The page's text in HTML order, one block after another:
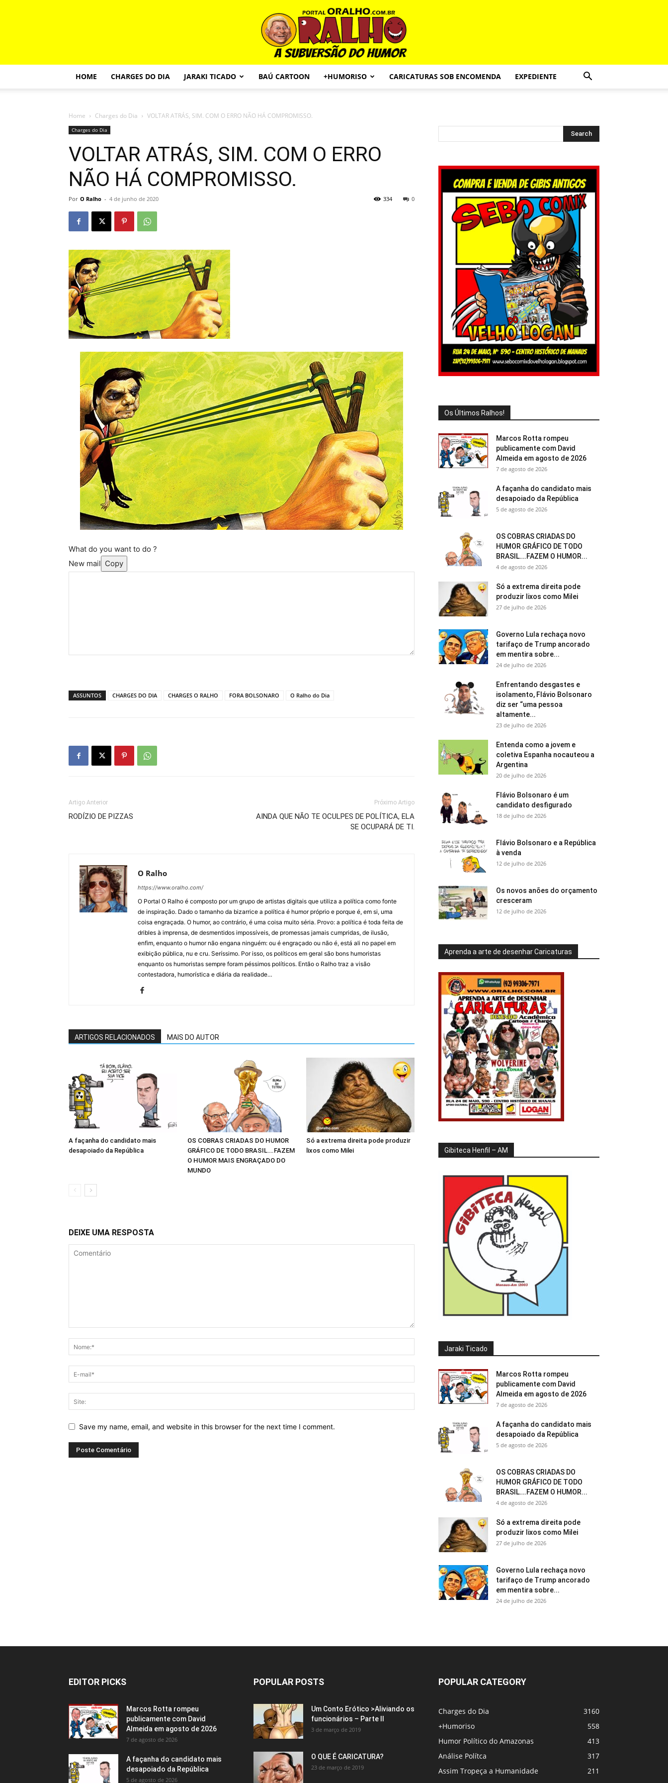
O
HOME CHARGES DO DIA JARAKI TICADO BAÚ CARTOON +HUMORISO CARICATURAS SOB ENCOMENDA EXPEDIENTE
Home Charges do Dia VOLTAR ATRÁS, SIM. COM O ERRO NÃO HÁ COMPROMISSO.
Charges do Dia
VOLTAR ATRÁS, SIM. COM O ERRO
NÃO HÁ COMPROMISSO.
Por O Ralho - 4 de junho de 2020 0
334
What do you want to do ?
New mail Copy
ASSUNTOS CHARGES DO DIA CHARGES O RALHO FORA BOLSONARO O Ralho do Dia
Artigo Anterior
RODÍZIO DE PIZZAS
Próximo Artigo
AINDA QUE NÃO TE OCULPES DE POLÍTICA, ELA
SE OCUPARÁ DE TI.
O Ralho
https://www.oralho.com/
O Portal O Ralho é composto por um grupo de artistas digitais que utiliza a política como fonte
de inspiração. Dado o tamanho da bizarrice a política é humor próprio e porque é, em si, uma
coisa engraçada. O humor, ao contrário, é uma coisa muito séria. Provo: a política é toda feita de
dribles à imprensa, de desmentidos impossíveis, de promessas jamais cumpridas, de ilusão,
enfim, enquanto o humor não engana ninguém: ou é engraçado ou não é, está ali no papel em
exibição pública, nu e cru. Seríssimo. Por isso, os políticos em geral são bons humoristas
enquanto os humoristas sempre foram péssimos políticos. Então o Ralho traz a visão
contestadora, humorística e diária da realidade…
ARTIGOS RELACIONADOS MAIS DO AUTOR
A façanha do candidato mais
desapoiado da República
OS COBRAS CRIADAS DO HUMOR
GRÁFICO DE TODO BRASIL….FAZEM
O HUMOR MAIS ENGRAÇADO DO
MUNDO
Só a extrema direita pode produzir
lixos como Milei
DEIXE UMA RESPOSTA
Save my name, email, and website in this browser for the next time I comment.
Os Últimos Ralhos!
Marcos Rotta rompeu
publicamente com David
Almeida em agosto de 2026
7 de agosto de 2026
A façanha do candidato mais
desapoiado da República
5 de agosto de 2026
OS COBRAS CRIADAS DO
HUMOR GRÁFICO DE TODO
BRASIL….FAZEM O HUMOR...
4 de agosto de 2026
Só a extrema direita pode
produzir lixos como Milei
27 de julho de 2026
Governo Lula rechaça novo
tarifaço de Trump ancorado
em mentira sobre...
24 de julho de 2026
Enfrentando desgastes e
isolamento, Flávio Bolsonaro
diz ser “uma pessoa
altamente...
23 de julho de 2026
Entenda como a jovem e
coletiva Espanha nocauteou a
Argentina
20 de julho de 2026
Flávio Bolsonaro é um
candidato desfigurado
18 de julho de 2026
Flávio Bolsonaro e a República
à venda
12 de julho de 2026
Os novos anões do orçamento
cresceram
12 de julho de 2026
Aprenda a arte de desenhar Caricaturas
Gibiteca Henfil – AM
Jaraki Ticado
Marcos Rotta rompeu
publicamente com David
Almeida em agosto de 2026
7 de agosto de 2026
A façanha do candidato mais
desapoiado da República
5 de agosto de 2026
OS COBRAS CRIADAS DO
HUMOR GRÁFICO DE TODO
BRASIL….FAZEM O HUMOR...
4 de agosto de 2026
Só a extrema direita pode
produzir lixos como Milei
27 de julho de 2026
Governo Lula rechaça novo
tarifaço de Trump ancorado
em mentira sobre...
24 de julho de 2026
EDITOR PICKS
Marcos Rotta rompeu
publicamente com David
Almeida em agosto de 2026
7 de agosto de 2026
A façanha do candidato mais
desapoiado da República
5 de agosto de 2026
POPULAR POSTS
Um Conto Erótico >Aliviando os
funcionários – Parte II
3 de março de 2019
O QUE É CARICATURA?
23 de março de 2019
POPULAR CATEGORY
Charges do Dia
3160
+Humoriso
558
Humor Político do Amazonas
413
Análise Polítca
317
Assim Tropeça a Humanidade
211